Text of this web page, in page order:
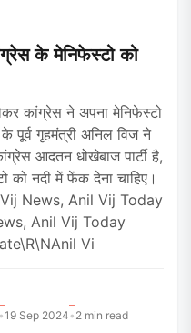
के मेनिफेस्टो को
कांग्रेस ने अपना मेनिफेस्टो
पूर्व गृहमंत्री अनिल विज ने
आदतन धोखेबाज पार्टी है,
को नदी में फेंक देना चाहिए।
News, Anil Vij Today
Anil Vij Today
Vi
•19 Sep 2024• 2 min read